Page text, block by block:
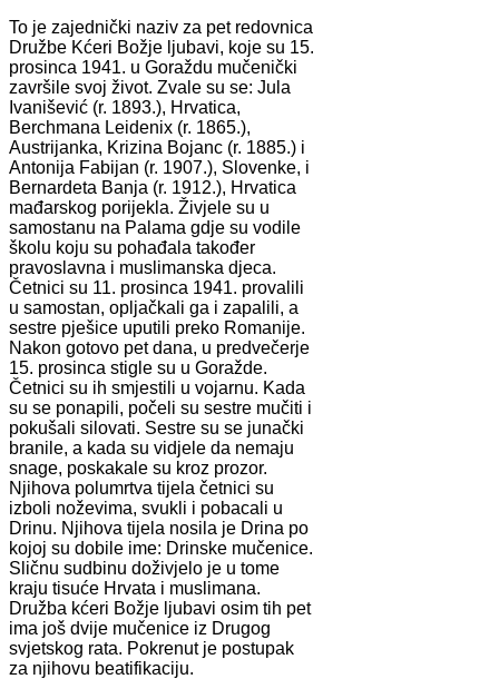
To je zajednički naziv za pet redovnica
Družbe Kćeri Božje ljubavi, koje su 15.
prosinca 1941. u Goraždu mučenički
završile svoj život. Zvale su se: Jula
Ivanišević (r. 1893.), Hrvatica,
Berchmana Leidenix (r. 1865.),
Austrijanka, Krizina Bojanc (r. 1885.) i
Antonija Fabijan (r. 1907.), Slovenke, i
Bernardeta Banja (r. 1912.), Hrvatica
mađarskog porijekla. Živjele su u
samostanu na Palama gdje su vodile
školu koju su pohađala također
pravoslavna i muslimanska djeca.
Četnici su 11. prosinca 1941. provalili
u samostan, opljačkali ga i zapalili, a
sestre pješice uputili preko Romanije.
Nakon gotovo pet dana, u predvečerje
15. prosinca stigle su u Goražde.
Četnici su ih smjestili u vojarnu. Kada
su se ponapili, počeli su sestre mučiti i
pokušali silovati. Sestre su se junački
branile, a kada su vidjele da nemaju
snage, poskakale su kroz prozor.
Njihova polumrtva tijela četnici su
izboli noževima, svukli i pobacali u
Drinu. Njihova tijela nosila je Drina po
kojoj su dobile ime: Drinske mučenice.
Sličnu sudbinu doživjelo je u tome
kraju tisuće Hrvata i muslimana.
Družba kćeri Božje ljubavi osim tih pet
ima još dvije mučenice iz Drugog
svjetskog rata. Pokrenut je postupak
za njihovu beatifikaciju.